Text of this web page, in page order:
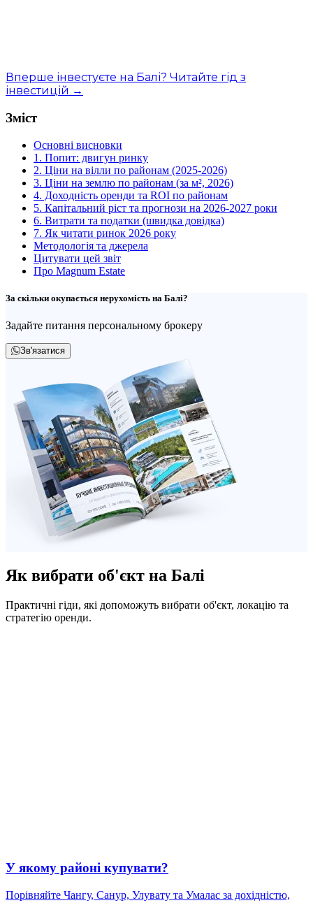
Вперше інвестуєте на Балі? Читайте гід з
інвестицій →
Зміст
Основні висновки
1. Попит: двигун ринку
2. Ціни на вілли по районам (2025-2026)
3. Ціни на землю по районам (за м², 2026)
4. Доходність оренди та ROI по районам
5. Капітальний ріст та прогнози на 2026-2027 роки
6. Витрати та податки (швидка довідка)
7. Як читати ринок 2026 року
Методологія та джерела
Цитувати цей звіт
Про Magnum Estate
За скільки окупається нерухомість на Балі?
Задайте питання персональному брокеру
Зв'язатися
Як вибрати об'єкт на Балі
Практичні гіди, які допоможуть вибрати об'єкт, локацію та
стратегію оренди.
У якому районі купувати?
Порівняйте Чангу, Санур, Улувату та Умалас за дохідністю,